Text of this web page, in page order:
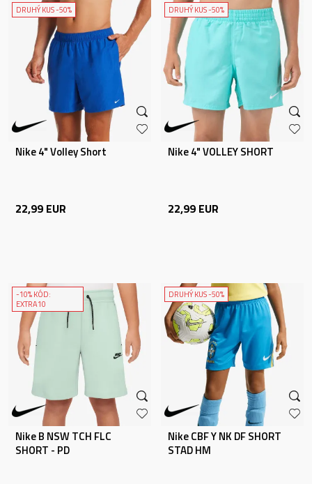
DRUHÝ KUS -50%
Nike 4" Volley Short
22,99 EUR
DRUHÝ KUS -50%
Nike 4" VOLLEY SHORT
22,99 EUR
-10% KÓD:
EXTRA10
Nike B NSW TCH FLC
SHORT - PD
DRUHÝ KUS -50%
Nike CBF Y NK DF SHORT
STAD HM